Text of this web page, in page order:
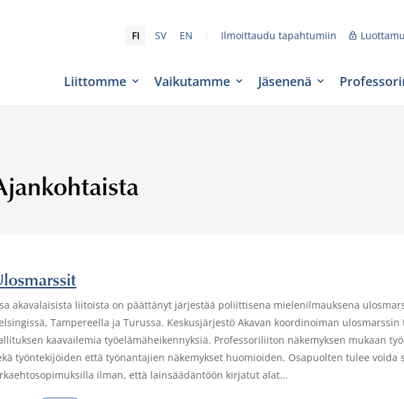
FI SV EN Ilmoittaudu tapahtumiin
Liittomme Vaikutamme Jäsenenä
akavalaisista liitoista on päättänyt järjestää poliittisena mielenilmauksena
Tampereella ja Turussa. Keskusjärjestö Akavan koordinoiman
kaavailemia työelämäheikennyksiä. Professoriliiton näkemyksen mukaan
työntekijöiden että työnantajien näkemykset huomioiden. Osapuolten tulee voida
ilman, että lainsäädäntöön kirjatut alat…